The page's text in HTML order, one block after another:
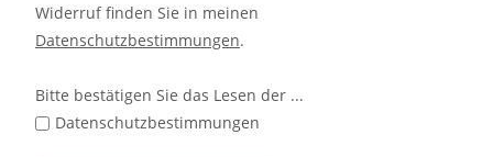
Widerruf finden Sie in meinen
Datenschutzbestimmungen.
Bitte bestätigen Sie das Lesen der ...
Datenschutzbestimmungen